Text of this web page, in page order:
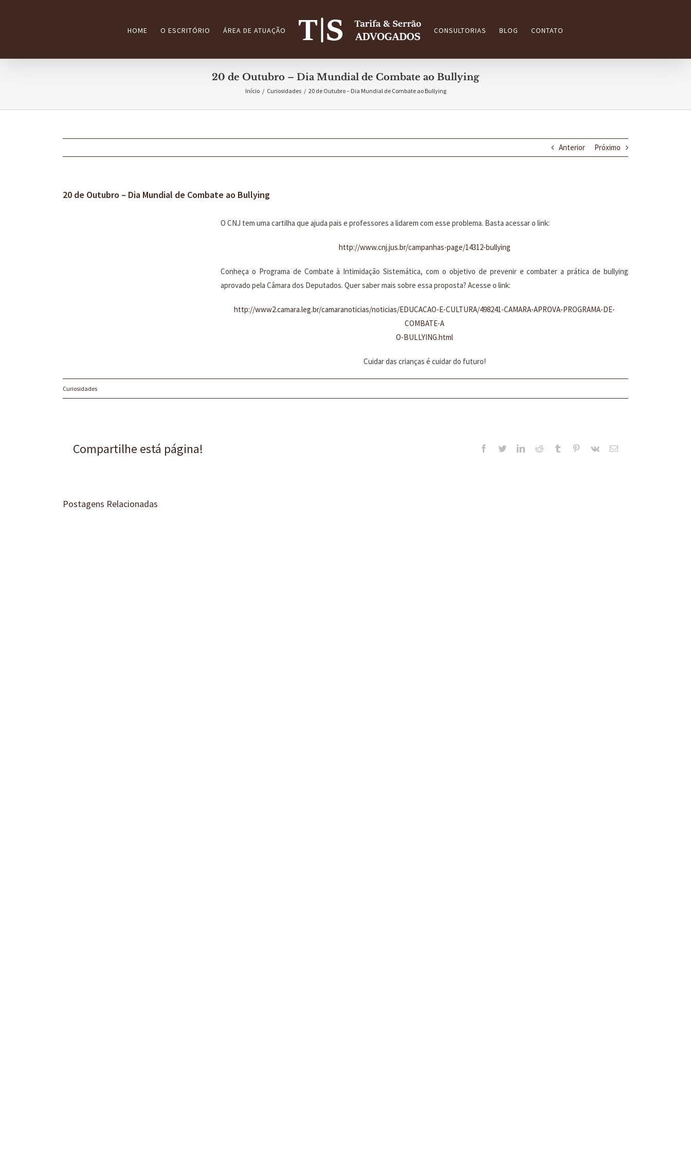
HOME O ESCRITÓRIO ÁREA DE ATUAÇÃO CONSULTORIAS BLOG CONTATO
20 de Outubro – Dia Mundial de Combate ao Bullying
Início / Curiosidades / 20 de Outubro – Dia Mundial de Combate ao Bullying
Anterior Próximo
20 de Outubro – Dia Mundial de Combate ao Bullying
O CNJ tem uma cartilha que ajuda pais e professores a lidarem com esse problema. Basta acessar o link:
http://www.cnj.jus.br/campanhas-page/14312-bullying
Conheça o Programa de Combate à Intimidação Sistemática, com o objetivo de prevenir e combater a prática de bullying
aprovado pela Câmara dos Deputados. Quer saber mais sobre essa proposta? Acesse o link:
http://www2.camara.leg.br/camaranoticias/noticias/EDUCACAO-E-CULTURA/498241-CAMARA-APROVA-PROGRAMA-DE-
COMBATE-A
O-BULLYING.html
Cuidar das crianças é cuidar do futuro!
Curiosidades
Compartilhe está página! Facebook
TwitterLinkedInReddit Tumblr Pinterest
Vk
E-
Postagens Relacionadas